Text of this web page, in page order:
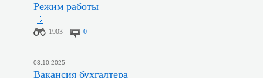
Режим работы
1903 0
03.10.2025
Вакансия бухгалтера